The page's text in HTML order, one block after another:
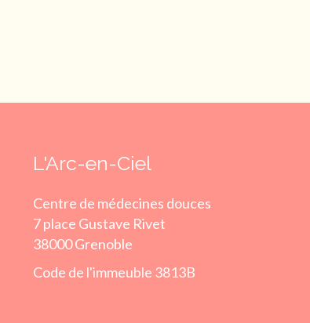
L'Arc-en-Ciel
Centre de médecines douces
7 place Gustave Rivet
38000 Grenoble
Code de l'immeuble 3813B